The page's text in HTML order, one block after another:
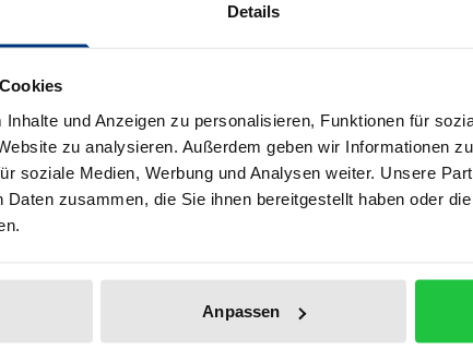
Details
und Anzeigen zu personalisieren, Funktionen für
zu analysieren. Außerdem geben wir Informationen
soziale Medien, Werbung und Analysen weiter. Unsere
Daten zusammen, die Sie ihnen bereitgestellt haben oder
Anpassen